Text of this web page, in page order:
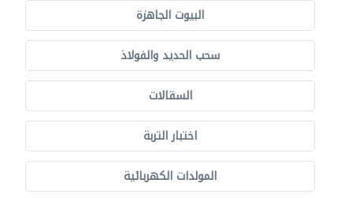
البيوت الجاهزة
سحب الحديد والفولاذ
السقالات
اختبار التربة
المولدات الكهربائية